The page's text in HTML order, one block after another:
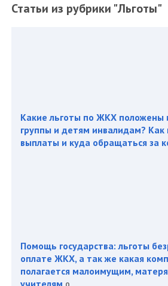
Статьи из рубрики "Льготы"
Какие льготы по ЖКХ положены
группы и детям инвалидам? Как
выплаты и куда обращаться за
Помощь государства: льготы
оплате ЖКХ, а так же какая
полагается малоимущим,
учителям